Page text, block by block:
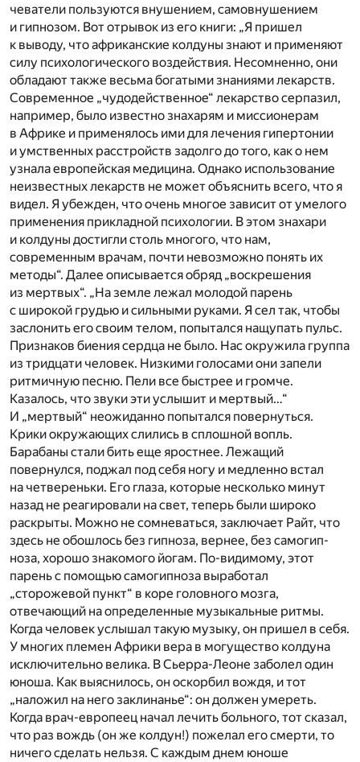
чеватели пользуются внушением, самовнушением
и гипнозом. Вот отрывок из его книги: „Я пришел
к выводу, что африканские колдуны знают и применяют
силу психо­логического воздействия. Несомненно, они
обладают также весьма богатыми знаниями лекарств.
Сов­ременное „чудодейственное“ ле­карство серпазил,
например, было известно знахарям и миссионерам
в Африке и применялось ими для лечения гипертонии
и умственных расстройств задолго до того, как о нем
узнала европейская меди­цина. Однако использование
неизвестных лекарств не может объяснить всего, что я
видел. Я убежден, что очень многое зависит от умелого
применения прикладной психологии. В этом знахари
и колдуны достигли столь многого, что нам,
современным врачам, почти невозможно понять их
методы“. Далее описывается обряд „воскре­шения
из мертвых“. „На земле лежал молодой парень
с широкой грудью и сильными руками. Я сел так, чтобы
заслонить его своим телом, попытался нащупать пульс.
Признаков биения сердца не было. Нас окружила группа
из тридцати человек. Низкими голосами они запели
ритмичную песню. Пели все быстрее и громче.
Казалось, что звуки эти услышит и мерт­вый…“
И „мертвый“ неожиданно попытался повернуться.
Крики окружающих слились в сплошной вопль.
Барабаны стали бить еще яростнее. Лежащий
повернулся, поджал под себя ногу и медленно встал
на четвереньки. Его глаза, которые несколько минут
назад не реагировали на свет, теперь были широко
раскрыты. Можно не сомневаться, заключает Райт, что
здесь не обошлось без гипноза, вернее, без самогип­
ноза, хорошо знакомого йогам. По-видимому, этот
парень с по­мощью самогипноза выработал
„сторожевой пункт“ в коре голов­ного мозга,
отвечающий на опре­деленные музыкальные ритмы.
Когда человек услышал такую му­зыку, он пришел в себя.
У многих племен Африки вера в могущество колдуна
исключитель­но велика. В Сьерра-Леоне заболел один
юноша. Как выяснилось, он оскорбил вождя, и тот
„наложил на него заклинанье“: он должен умереть.
Когда врач-европеец начал лечить больного, тот сказал,
что раз вождь (он же колдун!) пожелал его смерти, то
ничего сделать нельзя. С каждым днем юноше